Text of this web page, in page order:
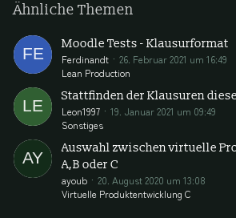
Ähnliche Themen
Moodle Tests - Klausurformat
Ferdinandt
26. Februar 2021 um 16:49
Lean Production
Stattfinden der Klausuren
Leon1997
19. Januar 2021 um 09:49
Sonstiges
Auswahl zwischen virtuelle
A,B oder C
ayoub
20. August 2020 um 13:08
Virtuelle Produktentwicklung C